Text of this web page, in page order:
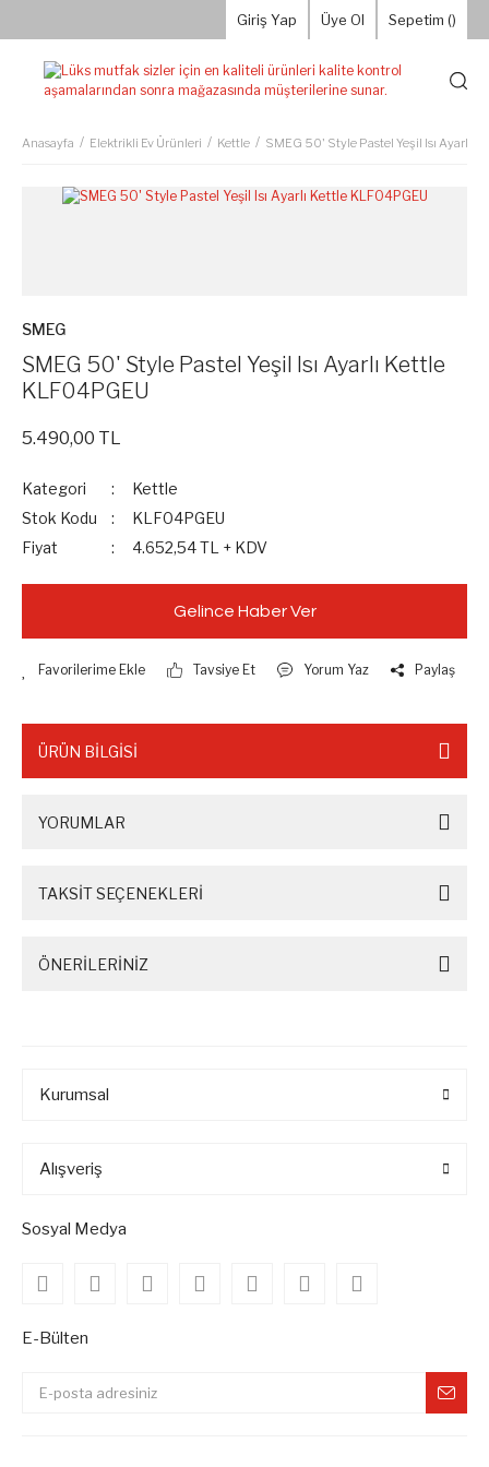
Giriş Yap Üye Ol Sepetim ()
Anasayfa Elektrikli Ev Ürünleri Kettle SMEG 50' Style Pastel Yeşil Isı Ayarlı
SMEG
SMEG 50' Style Pastel Yeşil Isı Ayarlı Kettle
KLF04PGEU
5.490,00 TL
Kategori
Kettle
Stok Kodu
KLF04PGEU
Fiyat
4.652,54 TL + KDV
Gelince Haber Ver
Tavsiye Et Yorum Yaz Paylaş
ÜRÜN BİLGİSİ
YORUMLAR
TAKSİT SEÇENEKLERİ
ÖNERİLERİNİZ
Kurumsal
Alışveriş
Sosyal Medya
E-Bülten